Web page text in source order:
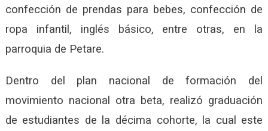
confección de prendas para bebes, confección de
ropa infantil, inglés básico, entre otras, en la
parroquia de Petare.
Dentro del plan nacional de formación del
movimiento nacional otra beta, realizó graduación
de estudiantes de la décima cohorte, la cual este